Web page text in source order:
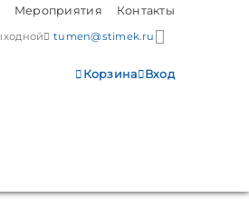
Мероприятия Контакты
tumen@stimek.ru
Корзина Вход